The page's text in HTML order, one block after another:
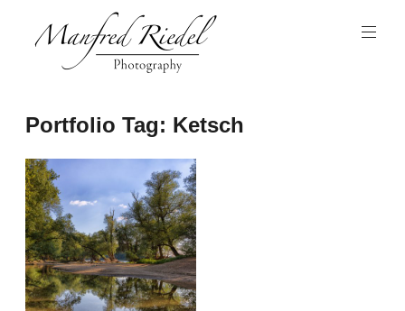
Inhalt
Manfred
Riedel
Portfolio Tag: Ketsch